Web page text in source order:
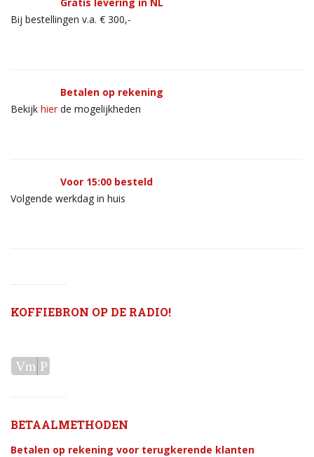
Bij bestellingen v.a. € 300,-
Betalen op rekening
Bekijk hier de mogelijkheden
Voor 15:00 besteld
Volgende werkdag in huis
KOFFIEBRON OP DE RADIO!
Audiospeler
Vm P
BETAALMETHODEN
Betalen op rekening voor terugkerende klanten